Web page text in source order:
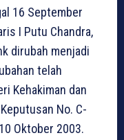
16 September
I Putu Chandra,
dirubah menjadi
telah
Kehakiman dan
No. C-
Oktober 2003.